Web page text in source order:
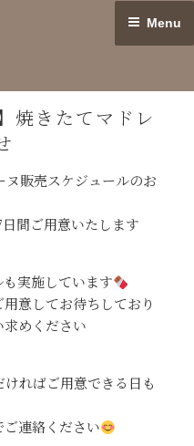
Menu
焼きたてマドレ
ヌ販売スケジュールのお
間ご用意いたします
実施しています
意してお待ちしており
めください
ればご用意できる日も
連絡ください